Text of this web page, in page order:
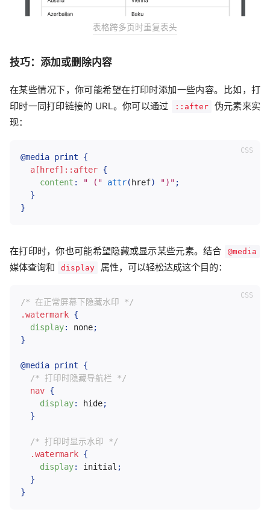
表格跨多页时重复表头
技巧：添加或删除内容
在某些情况下，你可能希望在打印时添加一些内容。比如，打
印时一同打印链接的 URL。你可以通过
::after
伪元素来实
现：
@media print
{
a[href]::after {
content : " (" attr( href) ")" ;
}
}
在打印时，你也可能希望隐藏或显示某些元素。结合 @media
媒体查询和 display 属性，可以轻松达成这个目的：
/* 在正常屏幕下隐藏水印 */
.watermark {
display: none;
}
@media print
{
/* 打印时隐藏导航栏 */
nav {
display: hide;
}
/* 打印时显示水印 */
.watermark {
display: initial ;
}
}